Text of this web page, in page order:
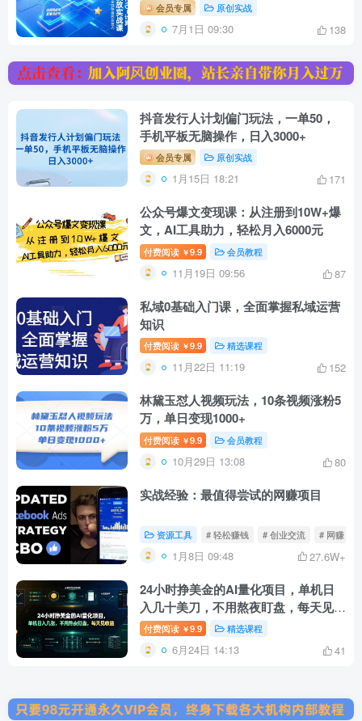
会员专属 原创实战
7月1日 09:30 138
抖音发行人计划偏门玩法，一单50，
手机平板无脑操作，日入3000+
会员专属 原创实战
1月15日 18:21 171
公众号爆文变现课：从注册到10W+爆
文，AI工具助力，轻松月入6000元
付费阅读 ￥9.9 会员教程
11月19日 09:56 87
私域0基础入门课，全面掌握私域运营
知识
付费阅读 ￥9.9 精选课程
11月22日 11:19 152
林黛玉怼人视频玩法，10条视频涨粉5
万，单日变现1000+
付费阅读 ￥9.9 会员教程
10月29日 13:08 80
实战经验：最值得尝试的网赚项目
资源工具 # 轻松赚钱 # 创业交流 # 网赚
1月8日 09:48 27.6W+
24小时挣美金的AI量化项目，单机日
入几十美刀，不用熬夜盯盘，每天见收
益【揭秘】
付费阅读 ￥9.9 精选课程
6月24日 14:13 41